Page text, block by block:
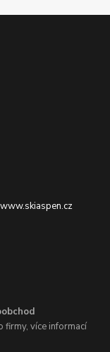
www.skiaspen.cz
firmy, více informací